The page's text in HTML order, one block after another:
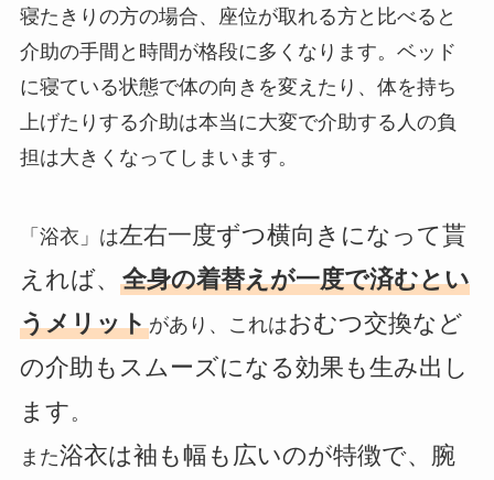
寝たきりの方の場合、座位が取れる方と比べると
介助の手間と時間が格段に多くなります。ベッド
に寝ている状態で体の向きを変えたり、体を持ち
上げたりする介助は本当に大変で介助する人の負
担は大きくなってしまいます。
「浴衣」は左右一度ずつ横向きになって貰
えれば、 全身の着替えが一度で済むとい
うメリットがあり、これはおむつ交換など
の介助もスムーズになる効果も生み出し
ます。
また浴衣は袖も幅も広いのが特徴で、腕